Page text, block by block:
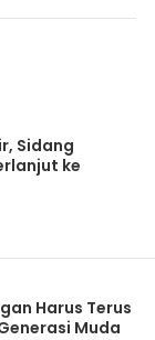
Sidang
ke
Harus Terus
Muda